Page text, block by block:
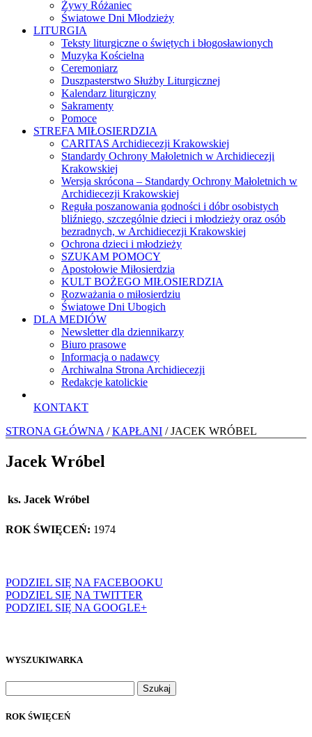
Żywy Różaniec
Światowe Dni Młodzieży
LITURGIA
Teksty liturgiczne o świętych i błogosławionych
Muzyka Kościelna
Ceremoniarz
Duszpasterstwo Służby Liturgicznej
Kalendarz liturgiczny
Sakramenty
Pomoce
STREFA MIŁOSIERDZIA
CARITAS Archidiecezji Krakowskiej
Standardy Ochrony Małoletnich w Archidiecezji
Krakowskiej
Wersja skrócona – Standardy Ochrony Małoletnich w
Archidiecezji Krakowskiej
Reguła poszanowania godności i dóbr osobistych
bliźniego, szczególnie dzieci i młodzieży oraz osób
bezradnych, w Archidiecezji Krakowskiej
Ochrona dzieci i młodzieży
SZUKAM POMOCY
Apostołowie Miłosierdzia
KULT BOŻEGO MIŁOSIERDZIA
Rozważania o miłosierdziu
Światowe Dni Ubogich
DLA MEDIÓW
Newsletter dla dziennikarzy
Biuro prasowe
Informacja o nadawcy
Archiwalna Strona Archidiecezji
Redakcje katolickie
KONTAKT
STRONA GŁÓWNA /KAPŁANI / JACEK WRÓBEL
Jacek Wróbel
ks. Jacek Wróbel
ROK ŚWIĘCEŃ: 1974
PODZIEL SIĘ NA FACEBOOKU
PODZIEL SIĘ NA TWITTER
PODZIEL SIĘ NA GOOGLE+
WYSZUKIWARKA
ROK ŚWIĘCEŃ